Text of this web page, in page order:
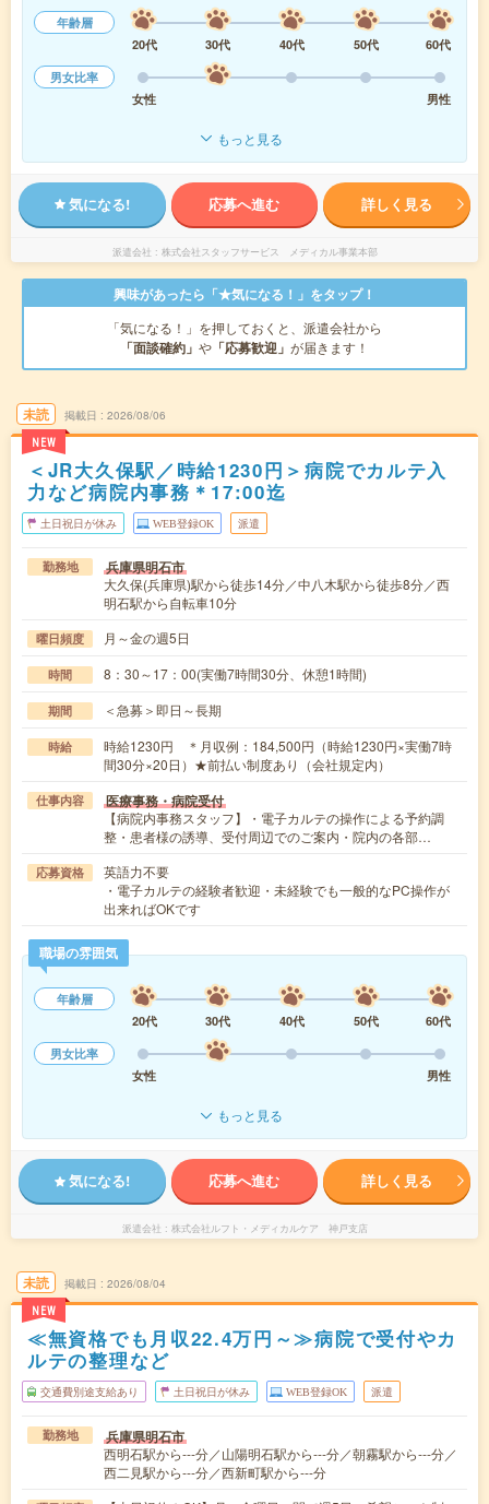
年齢層
20代
30代 40代 50代
60代
男女比率
女性
男性
もっと見る
気になる! 応募へ進む 詳しく見る
派遣会社 株式会社スタッフサービス メディカル事業本部
興味があったら「★気になる！」をタップ！
「気になる！」を押しておくと、派遣会社から
「面談確約」 や 「応募歓迎」 が届きます！
未読
NEW
掲載日 2026/08/06
＜JR大久保駅／時給1230円＞病院でカルテ入
力など病院内事務＊17:00迄
土日祝日が休み WEB登録OK 派遣
勤務地 兵庫県明石市
大久保(兵庫県)駅から徒歩14分／中八木駅から徒歩8分／西
明石駅から自転車10分
曜日頻度 月～金の週5日
時間 8：30～17：00(実働7時間30分、休憩1時間)
期間 ＜急募＞即日～長期
時給
時給1230円 ＊月収例：184,500円（時給1230円×実働7時
間30分×20日）★前払い制度あり（会社規定内）
仕事内容 医療事務・病院受付
【病院内事務スタッフ】・電子カルテの操作による予約調
整・患者様の誘導、受付周辺でのご案内・院内の各部…
応募資格
英語力不要
・電子カルテの経験者歓迎・未経験でも一般的なPC操作が
出来ればOKです
職場の雰囲気
年齢層
20代
30代 40代 50代
60代
男女比率
女性
男性
もっと見る
気になる! 応募へ進む 詳しく見る
派遣会社 株式会社ルフト・メディカルケア 神戸支店
未読
NEW
掲載日 2026/08/04
≪無資格でも月収22.4万円～≫病院で受付やカ
ルテの整理など
交通費別途支給あり 土日祝日が休み WEB登録OK 派遣
勤務地 兵庫県明石市
西明石駅から---分／山陽明石駅から---分／朝霧駅から---分／
西二見駅から---分／西新町駅から---分